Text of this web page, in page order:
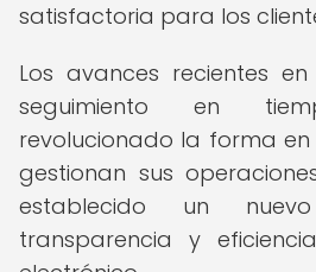
satisfactoria para los
Los avances recientes
seguimiento en
revolucionado la forma
gestionan sus
establecido un
transparencia y